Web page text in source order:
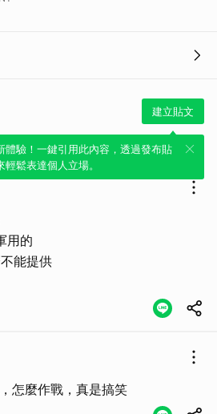
建立貼文
體驗！一鍵引用此內容，透過發布貼
輕鬆表達個人立場。
用的
能提供
怎麼作戰，真是搞笑